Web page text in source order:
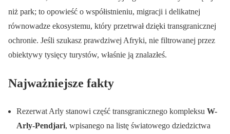
niż park; to opowieść o współistnieniu, migracji i delikatnej
równowadze ekosystemu, który przetrwał dzięki transgranicznej
ochronie. Jeśli szukasz prawdziwej Afryki, nie filtrowanej przez
obiektywy tysięcy turystów, właśnie ją znalazłeś.
Najważniejsze fakty
Rezerwat Arly stanowi część transgranicznego kompleksu W-
Arly-Pendjari, wpisanego na listę światowego dziedzictwa